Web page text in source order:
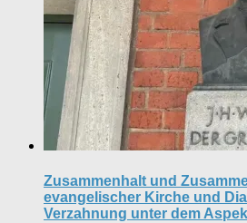
Zusammenhalt und
evangelischer Kirche und
Verzahnung unter dem